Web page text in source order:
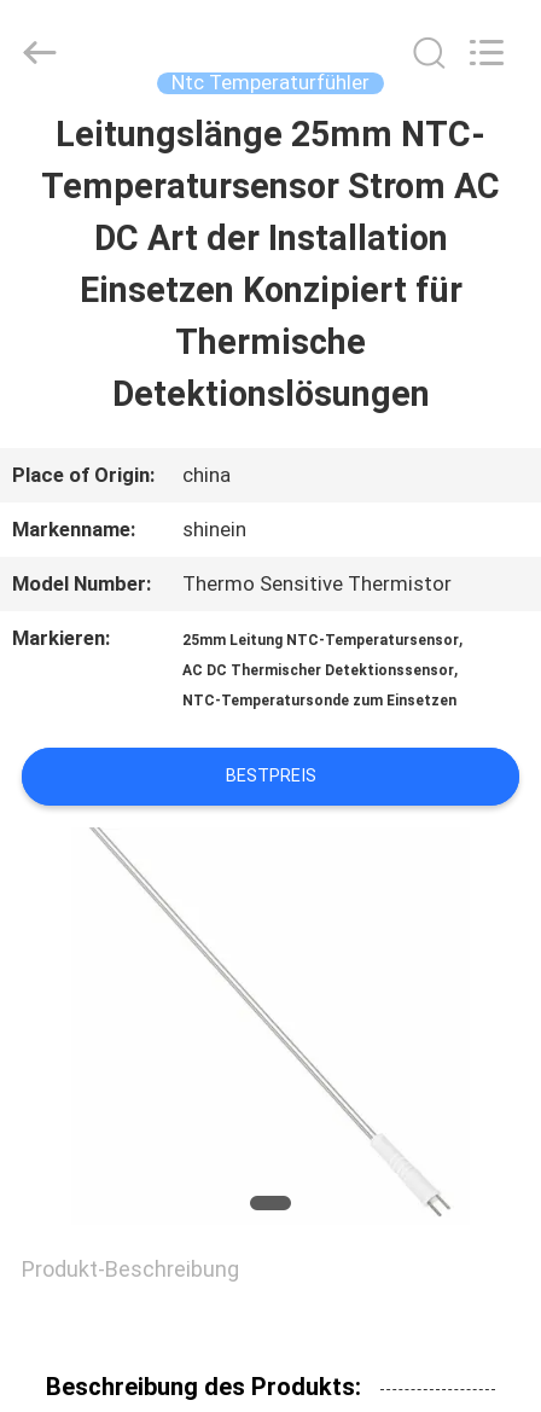
HAUS
PRODUKTE
ÜBER
QUALITÄTSKONTROLLE
MIT
VERBINDUNG
Electornics
Technology
Ntc Temperaturfühler
Leitungslänge 25mm NTC-
Temperatursensor Strom AC
DC Art der Installation
Einsetzen Konzipiert für
Thermische
Detektionslösungen
Place of Origin: china
Markenname: shinein
Model Number: Thermo Sensitive Thermistor
Markieren: 25mm Leitung NTC-Temperatursensor,
AC DC Thermischer Detektionssensor,
NTC-Temperatursonde zum Einsetzen
BESTPREIS
Produkt-Beschreibung
Beschreibung des Produkts: